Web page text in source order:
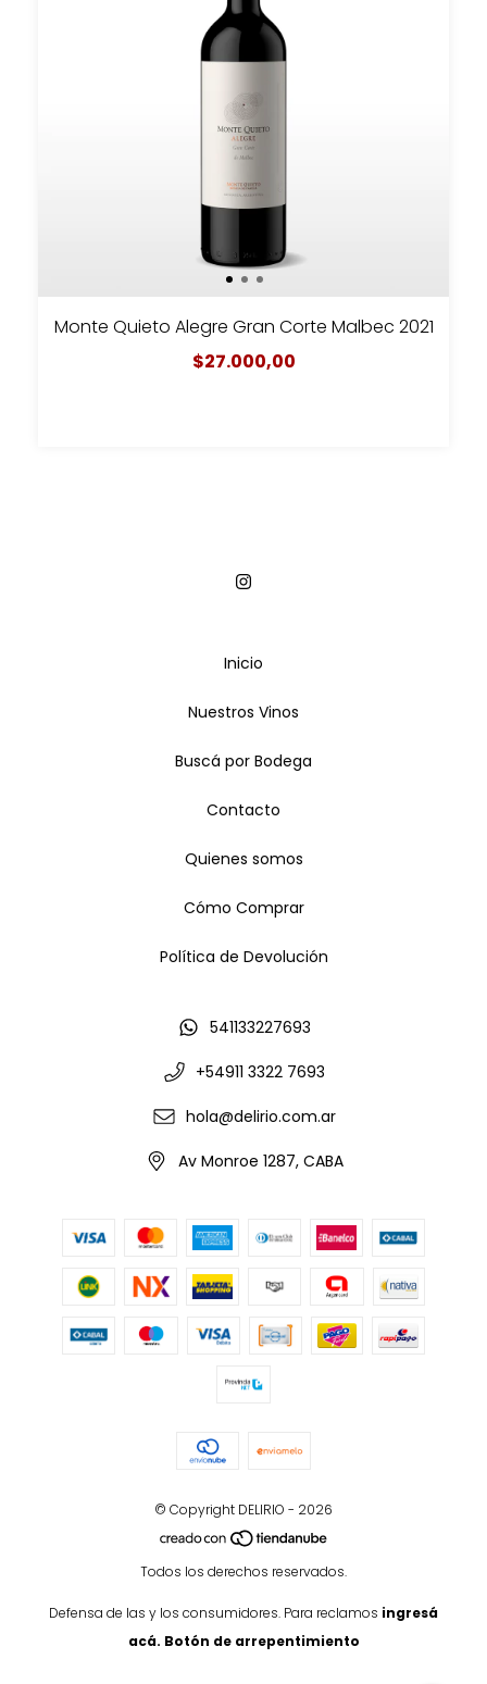
Monte Quieto Alegre Gran Corte Malbec 2021
$27.000,00
Inicio
Nuestros Vinos
Buscá por Bodega
Contacto
Quienes somos
Cómo Comprar
Política de Devolución
541133227693
+54911 3322 7693
hola@delirio.com.ar
Av Monroe 1287, CABA
© Copyright DELIRIO - 2026
Todos los derechos reservados.
Defensa de las y los consumidores. Para reclamos ingresá
acá. Botón de arrepentimiento